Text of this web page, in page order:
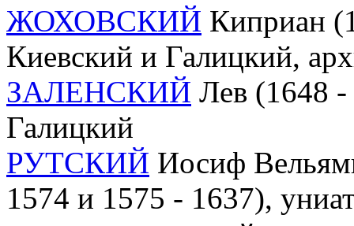
ЖОХОВСКИЙ Киприан
Киевский и Галицкий,
ЗАЛЕНСКИЙ Лев (1648
Галицкий
РУТСКИЙ Иосиф
1574 и 1575 - 1637),